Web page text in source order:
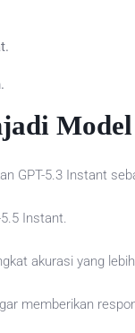
GPT-5.3 Instant
Instant.
akurasi yang
memberikan